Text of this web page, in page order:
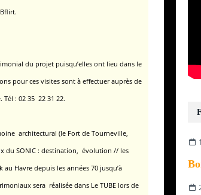
du projet puisqu’elles ont lieu dans le
pour ces visites sont à effectuer auprès de
: 02 35 22 31 22.
architectural (le Fort de Tourneville,
du SONIC : destination, évolution // les
Havre depuis les années 70 jusqu’à
sera réalisée dans Le TUBE lors de